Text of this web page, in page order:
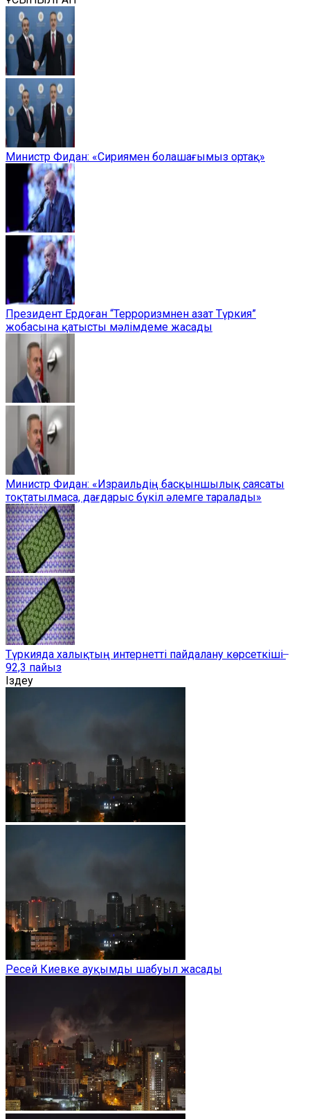
Министр Фидан: «Сириямен болашағымыз ортақ»
Президент Ердоған “Терроризмнен азат Түркия”
жобасына қатысты мәлімдеме жасады
Министр Фидан: «Израильдің басқыншылық саясаты
тоқтатылмаса, дағдарыс бүкіл әлемге таралады»
Түркияда халықтың интернетті пайдалану көрсеткіші ̶
92,3 пайыз
Іздеу
Ресей Киевке ауқымды шабуыл жасады